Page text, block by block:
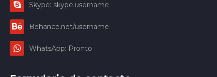
Skype: skype.username
Behance.net/username
WhatsApp: Pronto